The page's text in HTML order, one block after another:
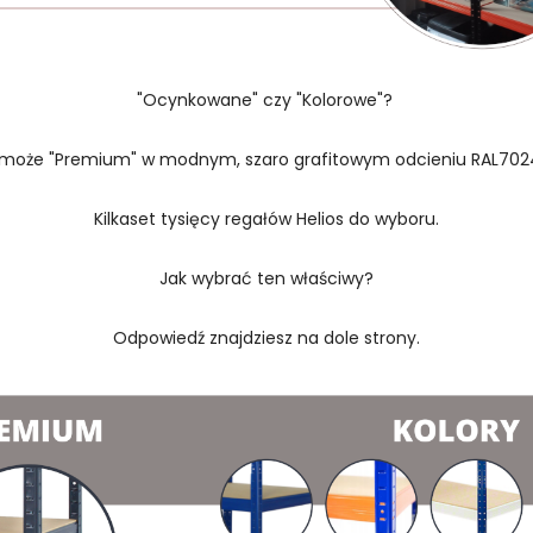
"Ocynkowane" czy "Kolorowe"?
"Premium" w modnym, szaro grafitowym odcieniu
Kilkaset tysięcy regałów Helios do wyboru.
Jak wybrać ten właściwy?
Odpowiedź znajdziesz na dole strony.